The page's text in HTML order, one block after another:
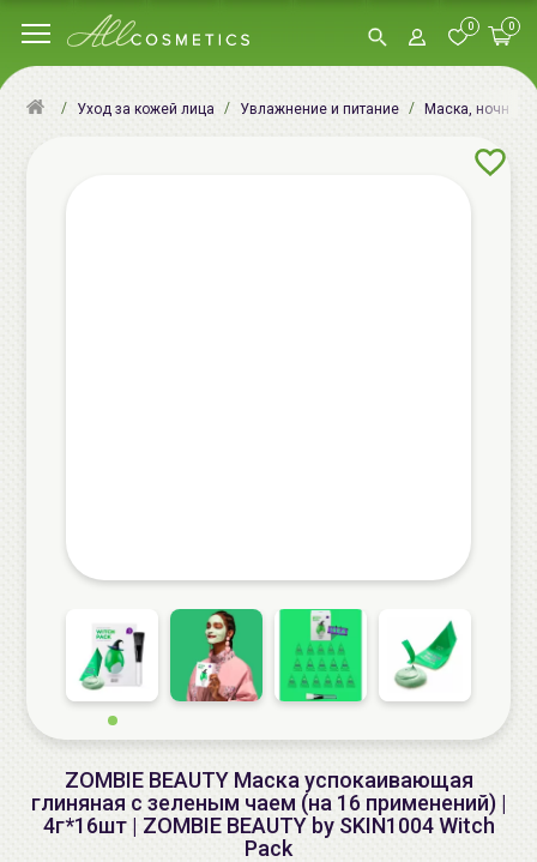
0 0
Уход за кожей лица Увлажнение и питание Маска, ночная
ZOMBIE BEAUTY Маска успокаивающая
глиняная с зеленым чаем (на 16 применений) |
4г*16шт | ZOMBIE BEAUTY by SKIN1004 Witch
Pack